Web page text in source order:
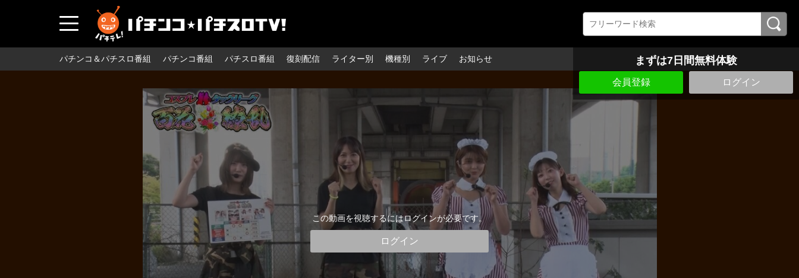
パチンコ＆パチスロ番組 パチンコ番組 パチスロ番組 復刻配信 ライター別 機種別 ライブ お知らせ まずは7日間無料体験
会員登録 ログイン
この動画を視聴するにはログインが必要です。
ログイン